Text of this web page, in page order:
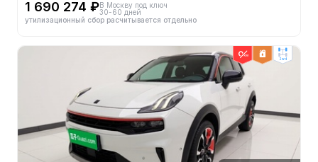
1 690 274 ₽В Москву под ключ
30-60 дней
утилизационный сбор расчитывается отдельно
2wd